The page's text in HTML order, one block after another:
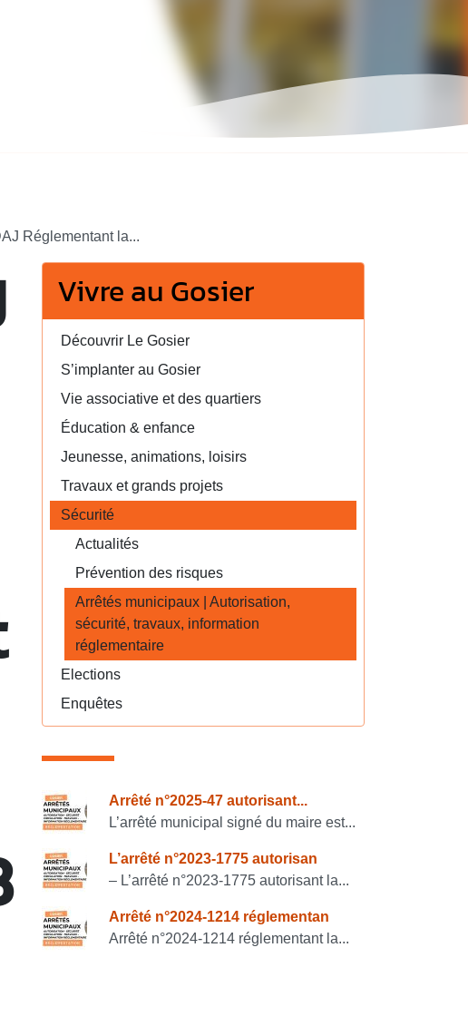
Réglementant la...
Vivre au Gosier
Découvrir Le Gosier
S’implanter au Gosier
Vie associative et des quartiers
Éducation & enfance
Jeunesse, animations, loisirs
Travaux et grands projets
Sécurité
Actualités
Prévention des risques
Arrêtés municipaux | Autorisation,
sécurité, travaux, information
réglementaire
Elections
Enquêtes
Consulter également
Arrêté n°2025-47 autorisant...
L’arrêté municipal signé du maire est...
L’arrêté n°2023-1775 autorisan
– L’arrêté n°2023-1775 autorisant la...
Arrêté n°2024-1214 réglementan
Arrêté n°2024-1214 réglementant la...